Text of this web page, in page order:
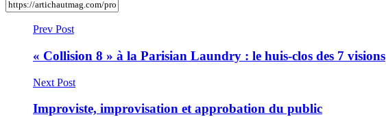
Prev Post
« Collision 8 » à la Parisian Laundry : le huis-clos des 7 visions
Next Post
Improviste, improvisation et approbation du public